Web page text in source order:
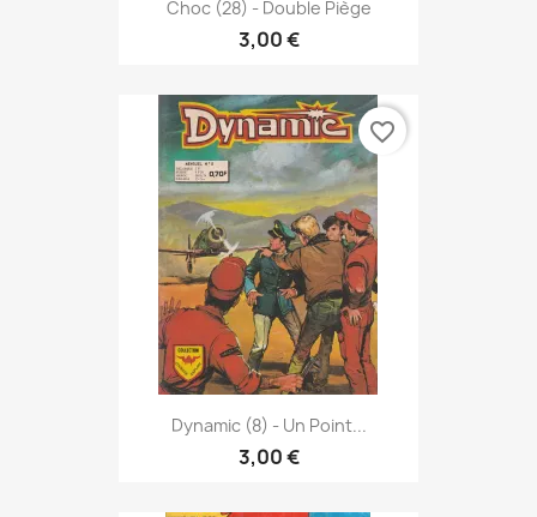
Choc (28) - Double Piège
3,00 €
Dynamic (8) - Un Point...
3,00 €
favorite_border